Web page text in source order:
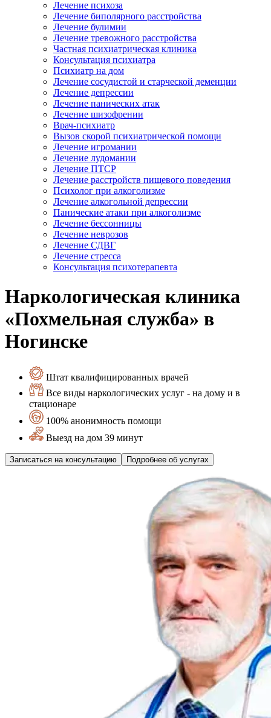
Лечение психоза
Лечение биполярного расстройства
Лечение булимии
Лечение тревожного расстройства
Частная психиатрическая клиника
Консультация психиатра
Психиатр на дом
Лечение сосудистой и старческой деменции
Лечение депрессии
Лечение панических атак
Лечение шизофрении
Врач-психиатр
Вызов скорой психиатрической помощи
Лечение игромании
Лечение лудомании
Лечение ПТСР
Лечение расстройств пищевого поведения
Психолог при алкоголизме
Лечение алкогольной депрессии
Панические атаки при алкоголизме
Лечение бессонницы
Лечение неврозов
Лечение СДВГ
Лечение стресса
Консультация психотерапевта
Наркологическая клиника
«Похмельная служба» в
Ногинске
Штат квалифицированных врачей
Все виды наркологических услуг - на дому и в
стационаре
100% анонимность помощи
Выезд на дом 39 минут
Записаться на консультацию Подробнее об услугах